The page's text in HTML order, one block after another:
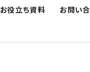
お役立ち資料 お問い